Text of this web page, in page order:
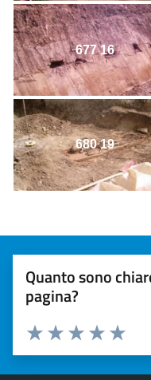
677 16
680 19
Quanto sono
pagina?
Valuta
Valuta 4
Valuta 3 stelle
Valuta 2 stelle su 5
Valuta 1 stelle su 5